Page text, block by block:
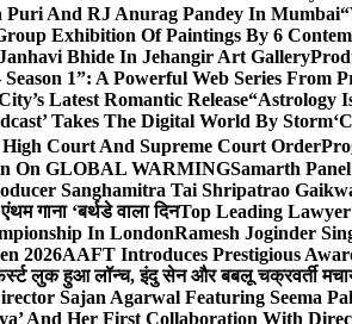
Puri And RJ Anurag Pandey In Mumbai
Exhibition Of Paintings By 6
Bhide In Jehangir Art Gallery
1”: A Powerful Web Series
Latest Romantic Release“Astrology
Takes The Digital World By Storm
Court And Supreme Court Order
On GLOBAL WARMINGSamarth
Sanghamitra Tai Shripatrao
गाना ‘बर्थडे वाला दिनTop Leading
In LondonRamesh Joginder
2026AAFT Introduces Prestigious
फर्स्ट लुक हुआ लॉन्च, इंदु सेन और बबलू चक्रवर्ती
Sajan Agarwal Featuring Seema
And Her First Collaboration With